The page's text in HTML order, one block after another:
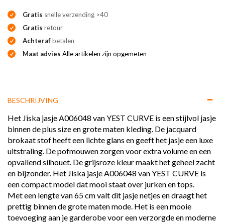
Gratis snelle verzending >40
Gratis retour
Achterafbetalen
Maat advies Alle artikelen zijn opgemeten
BESCHRIJVING
Het Jiska jasje A006048 van YEST CURVE is een stijlvol jasje
binnen de plus size en grote maten kleding. De jacquard
brokaat stof heeft een lichte glans en geeft het jasje een luxe
uitstraling. De pofmouwen zorgen voor extra volume en een
opvallend silhouet. De grijsroze kleur maakt het geheel zacht
en bijzonder. Het Jiska jasje A006048 van YEST CURVE is
een compact model dat mooi staat over jurken en tops.
Met een lengte van 65 cm valt dit jasje netjes en draagt het
prettig binnen de grote maten mode. Het is een mooie
toevoeging aan je garderobe voor een verzorgde en moderne